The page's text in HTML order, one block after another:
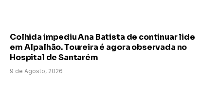
Colhida impediu Ana Batista de continuar lide
em Alpalhão. Toureira é agora observada no
Hospital de Santarém
9 de Agosto, 2026